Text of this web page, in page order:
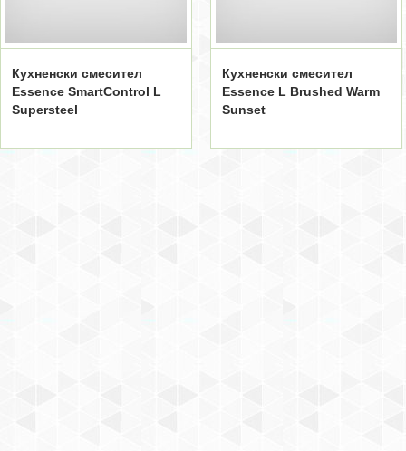
Кухненски смесител
Essence SmartControl L
Supersteel
Кухненски смесител
Essence L Brushed Warm
Sunset